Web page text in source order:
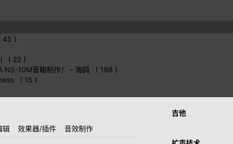
45 )
( 23 )
NS-10M音箱制作！
- 海鸥 ( 198 )
( 15 )
辑 效果器/插件 音效制作
吉他